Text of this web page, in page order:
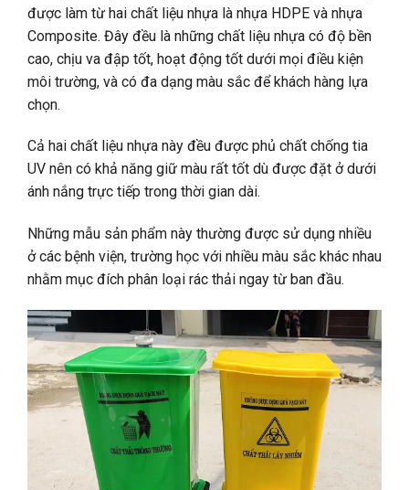
được làm từ hai chất liệu nhựa là nhựa HDPE và nhựa
Composite. Đây đều là những chất liệu nhựa có độ bền
cao, chịu va đập tốt, hoạt động tốt dưới mọi điều kiện
môi trường, và có đa dạng màu sắc để khách hàng lựa
chọn.
Cả hai chất liệu nhựa này đều được phủ chất chống tia
UV nên có khả năng giữ màu rất tốt dù được đặt ở dưới
ánh nắng trực tiếp trong thời gian dài.
Những mẫu sản phẩm này thường được sử dụng nhiều
ở các bệnh viện, trường học với nhiều màu sắc khác nhau
nhằm mục đích phân loại rác thải ngay từ ban đầu.